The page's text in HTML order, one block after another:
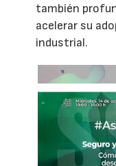
también
acelerar su
industrial.